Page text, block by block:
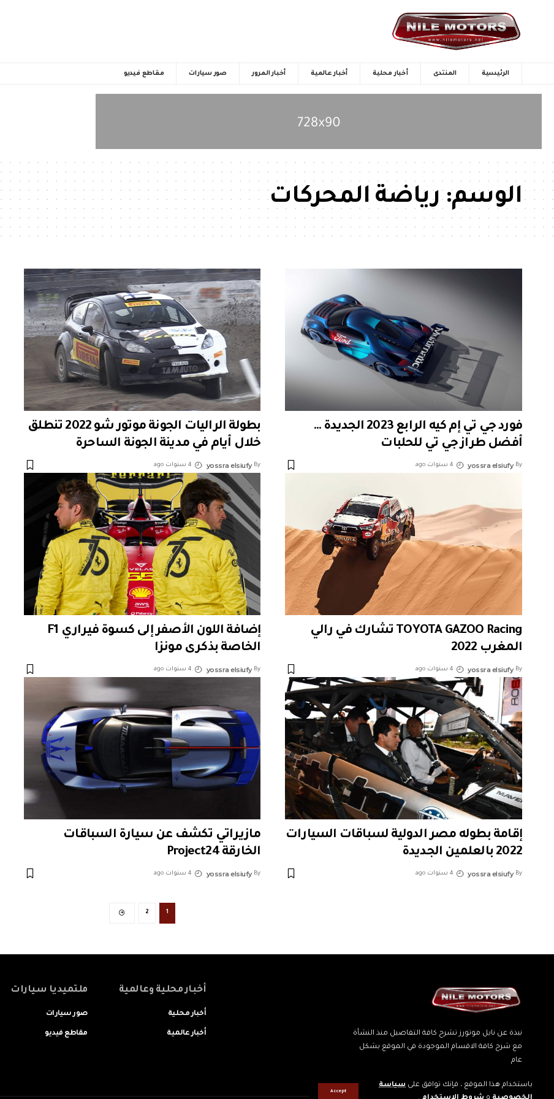
باستخدام هذا الموقع ، فإنك توافق على سياسة
Accept
الرئيسية المنتدى أخبار محلية أخبار عالمية أخبار المرور صور سيارات مقاطع فيديو
الوسم:رياضة المحركات
فورد جي تي إم كيه الرابع 2023 الجديدة …
أفضل طراز جي تي للحلبات
By
yossra elsiufy 4 سنوات ago
بطولة الراليات الجونة موتور شو 2022 تنطلق
خلال أيام في مدينة الجونة الساحرة
By
yossra elsiufy 4 سنوات ago
TOYOTA GAZOO Racing تشارك في رالي
المغرب 2022
By
yossra elsiufy 4 سنوات ago
إضافة اللون الأصفر إلى كسوة فيراري F1
الخاصة بذكرى مونزا
By
yossra elsiufy 4 سنوات ago
إقامة بطوله مصر الدولية لسباقات السيارات
2022 بالعلمين الجديدة
By
yossra elsiufy 4 سنوات ago
مازيراتي تكشف عن سيارة السباقات
الخارقة Project24
By
yossra elsiufy 4 سنوات ago
1
2
نبذة عن نايل موتورز تشرح كافة التفاصيل منذ النشأة
مع شرح كافة الاقسام الموجودة في الموقع بشكل
عام
أخبار محلية وعالمية
أخبار محلية
أخبار عالمية
ملتميديا سيارات
صور سيارات
مقاطع فيديو